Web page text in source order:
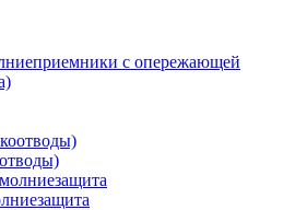
с опережающей